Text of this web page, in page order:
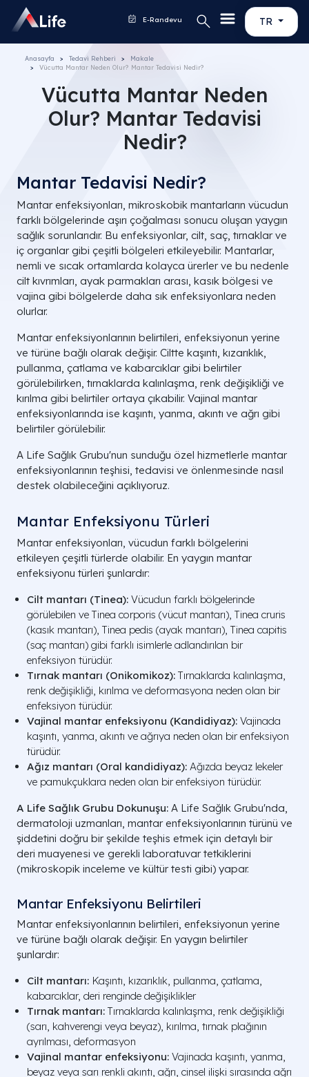
TR
E-Randevu
Anasayfa Tedavi Rehberi
Makale
Vücutta Mantar​ Neden Olur? Mantar Tedavisi Nedir?
Vücutta Mantar​ Neden
Olur? Mantar Tedavisi
Nedir?
Mantar Tedavisi Nedir?
Mantar enfeksiyonları, mikroskobik mantarların vücudun
farklı bölgelerinde aşırı çoğalması sonucu oluşan yaygın
sağlık sorunlarıdır. Bu enfeksiyonlar, cilt, saç, tırnaklar ve
iç organlar gibi çeşitli bölgeleri etkileyebilir. Mantarlar,
nemli ve sıcak ortamlarda kolayca ürerler ve bu nedenle
cilt kıvrımları, ayak parmakları arası, kasık bölgesi ve
vajina gibi bölgelerde daha sık enfeksiyonlara neden
olurlar.
Mantar enfeksiyonlarının belirtileri, enfeksiyonun yerine
ve türüne bağlı olarak değişir. Ciltte kaşıntı, kızarıklık,
pullanma, çatlama ve kabarcıklar gibi belirtiler
görülebilirken, tırnaklarda kalınlaşma, renk değişikliği ve
kırılma gibi belirtiler ortaya çıkabilir. Vajinal mantar
enfeksiyonlarında ise kaşıntı, yanma, akıntı ve ağrı gibi
belirtiler görülebilir.
A Life Sağlık Grubu'nun sunduğu özel hizmetlerle mantar
enfeksiyonlarının teşhisi, tedavisi ve önlenmesinde nasıl
destek olabileceğini açıklıyoruz.
Mantar Enfeksiyonu Türleri
Mantar enfeksiyonları, vücudun farklı bölgelerini
etkileyen çeşitli türlerde olabilir. En yaygın mantar
enfeksiyonu türleri şunlardır:
Cilt mantarı (Tinea): Vücudun farklı bölgelerinde
görülebilen ve Tinea corporis (vücut mantarı), Tinea cruris
(kasık mantarı), Tinea pedis (ayak mantarı), Tinea capitis
(saç mantarı) gibi farklı isimlerle adlandırılan bir
enfeksiyon türüdür.
Tırnak mantarı (Onikomikoz): Tırnaklarda kalınlaşma,
renk değişikliği, kırılma ve deformasyona neden olan bir
enfeksiyon türüdür.
Vajinal mantar enfeksiyonu (Kandidiyaz): Vajinada
kaşıntı, yanma, akıntı ve ağrıya neden olan bir enfeksiyon
türüdür.
Ağız mantarı (Oral kandidiyaz): Ağızda beyaz lekeler
ve pamukçuklara neden olan bir enfeksiyon türüdür.
A Life Sağlık Grubu Dokunuşu: A Life Sağlık Grubu'nda,
dermatoloji uzmanları, mantar enfeksiyonlarının türünü ve
şiddetini doğru bir şekilde teşhis etmek için detaylı bir
deri muayenesi ve gerekli laboratuvar tetkiklerini
(mikroskopik inceleme ve kültür testi gibi) yapar.
Mantar Enfeksiyonu Belirtileri
Mantar enfeksiyonlarının belirtileri, enfeksiyonun yerine
ve türüne bağlı olarak değişir. En yaygın belirtiler
şunlardır:
Cilt mantarı: Kaşıntı, kızarıklık, pullanma, çatlama,
kabarcıklar, deri renginde değişiklikler
Tırnak mantarı: Tırnaklarda kalınlaşma, renk değişikliği
(sarı, kahverengi veya beyaz), kırılma, tırnak plağının
ayrılması, deformasyon
Vajinal mantar enfeksiyonu: Vajinada kaşıntı, yanma,
beyaz veya sarı renkli akıntı, ağrı, cinsel ilişki sırasında ağrı